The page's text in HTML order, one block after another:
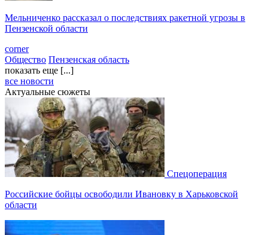
Мельниченко рассказал о последствиях ракетной угрозы в
Пензенской области
corner
Общество Пензенская область
показать еще [...]
все новости
Актуальные сюжеты
Спецоперация
Российские бойцы освободили Ивановку в Харьковской
области